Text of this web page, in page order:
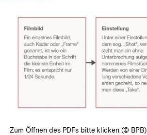
In
Lightbox
öffnen
Zum Öffnen des PDFs bitte klicken (© BPB)